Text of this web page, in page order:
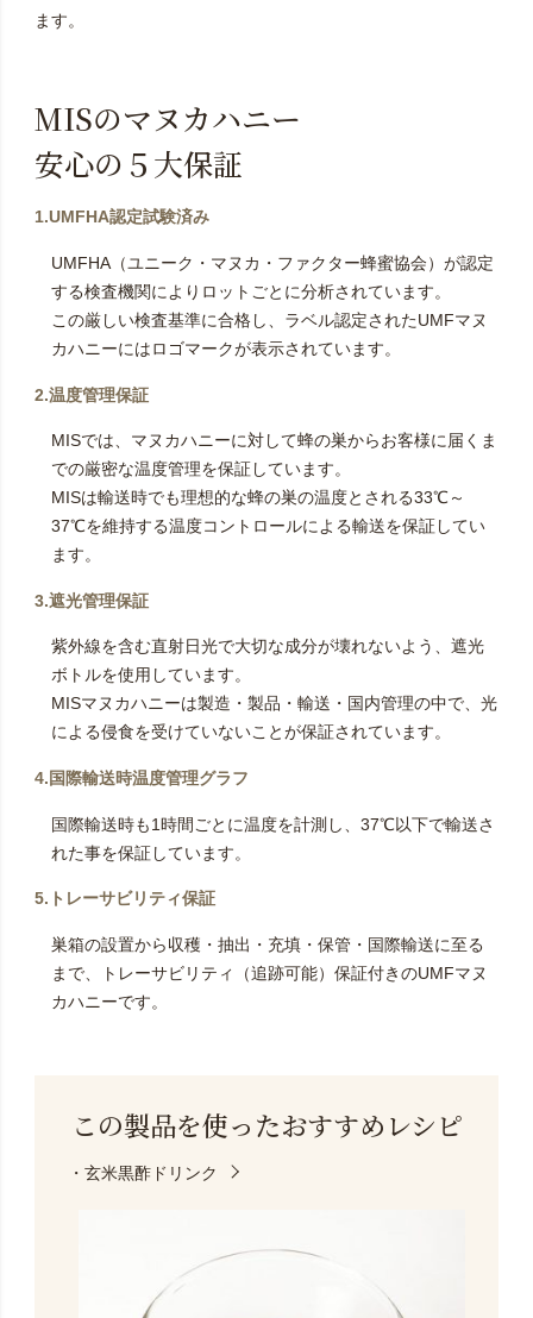
ます。
MISのマヌカハニー
安心の５大保証
1.UMFHA認定試験済み
UMFHA（ユニーク・マヌカ・ファクター蜂蜜協会）が認定
する検査機関によりロットごとに分析されています。
この厳しい検査基準に合格し、ラベル認定されたUMFマヌ
カハニーにはロゴマークが表示されています。
2.温度管理保証
MISでは、マヌカハニーに対して蜂の巣からお客様に届くま
での厳密な温度管理を保証しています。
MISは輸送時でも理想的な蜂の巣の温度とされる33℃～
37℃を維持する温度コントロールによる輸送を保証してい
ます。
3.遮光管理保証
紫外線を含む直射日光で大切な成分が壊れないよう、遮光
ボトルを使用しています。
MISマヌカハニーは製造・製品・輸送・国内管理の中で、光
による侵食を受けていないことが保証されています。
4.国際輸送時温度管理グラフ
国際輸送時も1時間ごとに温度を計測し、37℃以下で輸送さ
れた事を保証しています。
5.トレーサビリティ保証
巣箱の設置から収穫・抽出・充填・保管・国際輸送に至る
まで、トレーサビリティ（追跡可能）保証付きのUMFマヌ
カハニーです。
この製品を使ったおすすめレシピ
・玄米黒酢ドリンク